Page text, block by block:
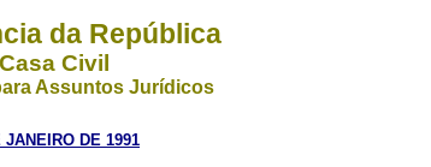
da República
Casa Civil
Assuntos Jurídicos
JANEIRO DE 1991